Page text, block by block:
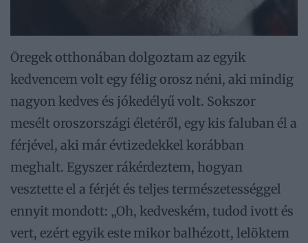
Öregek otthonában dolgoztam az egyik
kedvencem volt egy félig orosz néni, aki mindig
nagyon kedves és jókedélyű volt. Sokszor
mesélt oroszországi életéről, egy kis faluban él a
férjével, aki már évtizedekkel korábban
meghalt. Egyszer rákérdeztem, hogyan
vesztette el a férjét és teljes természetességgel
ennyit mondott: „Oh, kedveském, tudod ivott és
vert, ezért egyik este mikor balhézott, lelöktem